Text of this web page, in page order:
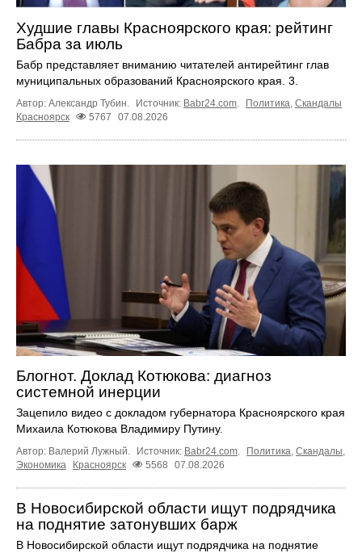
Худшие главы Красноярского края: рейтинг
Бабра за июль
Бабр представляет вниманию читателей антирейтинг глав
муниципальных образований Красноярского края. 3.
Автор: Александр Тубин. Источник: Babr24.com. Политика, Скандалы
Красноярск
5767 07.08.2026
Блогнот. Доклад Котюкова: диагноз
системной инерции
Зацепило видео с докладом губернатора Красноярского края
Михаила Котюкова Владимиру Путину.
Автор: Валерий Лужный. Источник: Babr24.com Политика Скандалы
Экономика
Красноярск 5568 07.08.2026
В Новосибирской области ищут подрядчика
на поднятие затонувших барж
В Новосибирской области ищут подрядчика на поднятие